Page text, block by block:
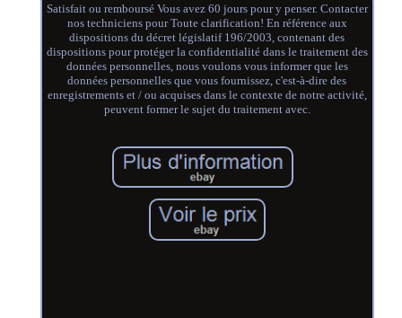
Satisfait ou remboursé Vous avez 60 jours pour y penser. Contacter
nos techniciens pour Toute clarification! En référence aux
dispositions du décret législatif 196/2003, contenant des
dispositions pour protéger la confidentialité dans le traitement des
données personnelles, nous voulons vous informer que les
données personnelles que vous fournissez, c'est-à-dire des
enregistrements et / ou acquises dans le contexte de notre activité,
peuvent former le sujet du traitement avec.